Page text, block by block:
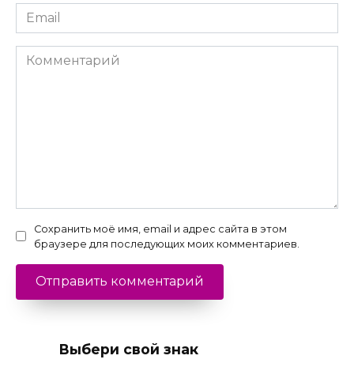
Email
*
Комментарий
Сохранить моё имя, email и адрес сайта в этом
браузере для последующих моих комментариев.
Выбери свой знак